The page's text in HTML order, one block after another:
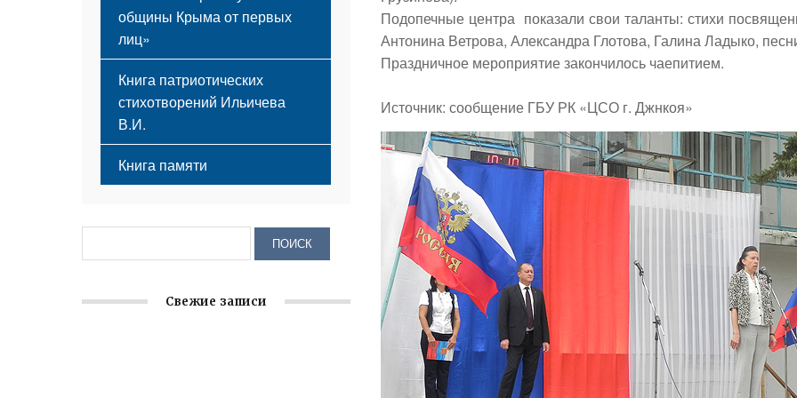
Подопечные центра показали свои таланты: стихи
Антонина Ветрова, Александра Глотова, Галина Ладыко,
Праздничное мероприятие закончилось чаепитием.
Источник: сообщение ГБУ РК «ЦСО г. Джнкоя»
общины Крыма от первых
лиц»
Книга патриотических
стихотворений Ильичева
В.И.
Книга памяти
Свежие записи